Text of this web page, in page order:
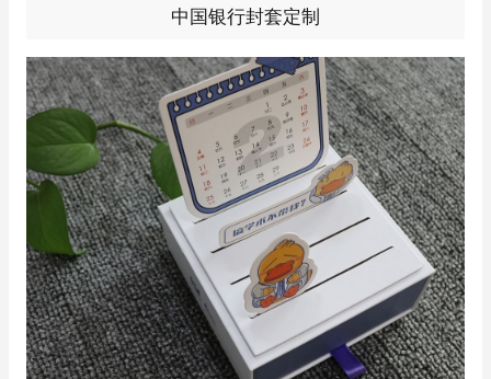
上海印刷公司专注企业定制印刷，中国银行纪念封套案例
显品牌质感。承接周年庆、商务礼品包装等印刷业务，提
供设计到生产一站式服务，点击查看更多工艺细节与定制
方案！
中国银行封套定制